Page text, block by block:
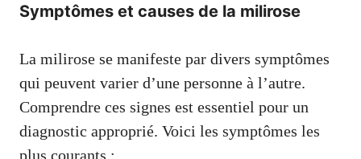
Symptômes et causes de la milirose
La milirose se manifeste par divers symptômes
qui peuvent varier d’une personne à l’autre.
Comprendre ces signes est essentiel pour un
diagnostic approprié. Voici les symptômes les
plus courants :